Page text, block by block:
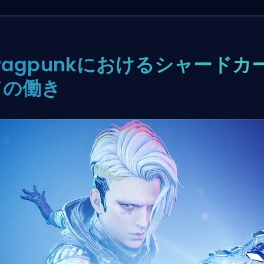
におけるシャードカ
働き